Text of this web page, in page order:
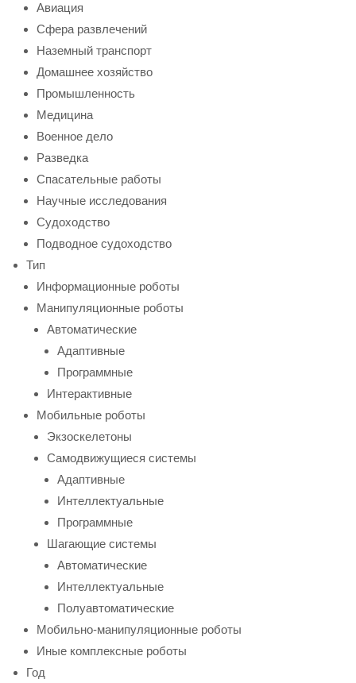
Авиация
Сфера развлечений
Наземный транспорт
Домашнее хозяйство
Промышленность
Медицина
Военное дело
Разведка
Спасательные работы
Научные исследования
Судоходство
Подводное судоходство
Тип
Информационные роботы
Манипуляционные роботы
Автоматические
Адаптивные
Программные
Интерактивные
Мобильные роботы
Экзоскелетоны
Самодвижущиеся системы
Адаптивные
Интеллектуальные
Программные
Шагающие системы
Автоматические
Интеллектуальные
Полуавтоматические
Мобильно-манипуляционные роботы
Иные комплексные роботы
Год